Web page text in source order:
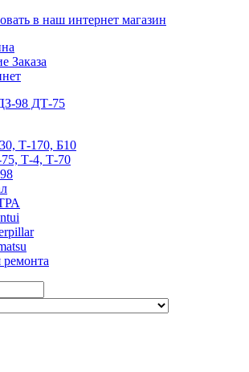
в наш интернет магазин
Заказа
Т-170, Б10
Т-4, Т-70
ремонта